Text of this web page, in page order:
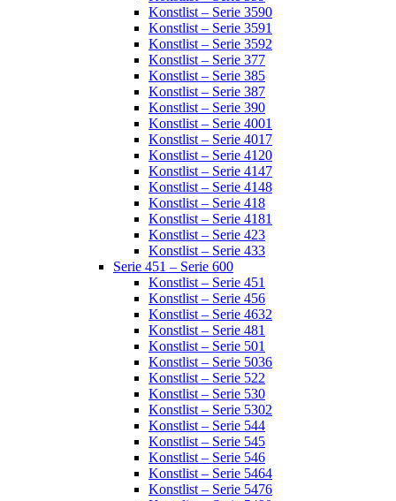
Konstlist – Serie 3590
Konstlist – Serie 3591
Konstlist – Serie 3592
Konstlist – Serie 377
Konstlist – Serie 385
Konstlist – Serie 387
Konstlist – Serie 390
Konstlist – Serie 4001
Konstlist – Serie 4017
Konstlist – Serie 4120
Konstlist – Serie 4147
Konstlist – Serie 4148
Konstlist – Serie 418
Konstlist – Serie 4181
Konstlist – Serie 423
Konstlist – Serie 433
Serie 451 – Serie 600
Konstlist – Serie 451
Konstlist – Serie 456
Konstlist – Serie 4632
Konstlist – Serie 481
Konstlist – Serie 501
Konstlist – Serie 5036
Konstlist – Serie 522
Konstlist – Serie 530
Konstlist – Serie 5302
Konstlist – Serie 544
Konstlist – Serie 545
Konstlist – Serie 546
Konstlist – Serie 5464
Konstlist – Serie 5476